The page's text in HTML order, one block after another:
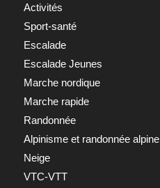
Activités
Sport-santé
Escalade
Escalade Jeunes
Marche nordique
Marche rapide
Randonnée
Alpinisme et randonnée alpine
Neige
VTC-VTT